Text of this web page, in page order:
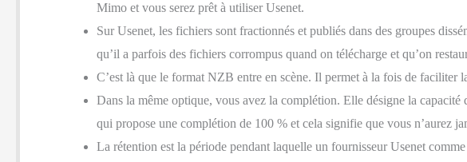
Mimo et vous serez prêt à utiliser Usenet.
Sur Usenet, les fichiers sont fractionnés et publiés dans des groupes
qu’il a parfois des fichiers corrompus quand on télécharge et qu’on
C’est là que le format NZB entre en scène. Il permet à la fois de faciliter
Dans la même optique, vous avez la complétion. Elle désigne la
qui propose une complétion de 100 % et cela signifie que vous n’aurez
La rétention est la période pendant laquelle un fournisseur Usenet